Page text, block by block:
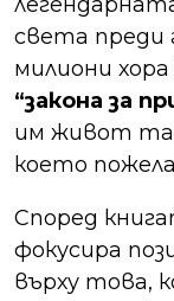
света преди
милиони
“закона за
им живот
което
Според
фокусира
върху това,